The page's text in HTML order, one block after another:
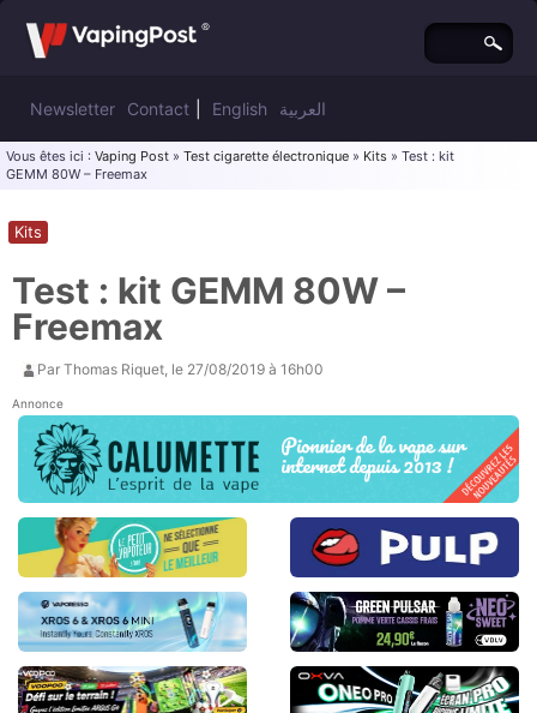
Newsletter Contact English العربية
Vous êtes ici : Vaping Post » Test cigarette électronique » Kits » Test : kit
GEMM 80W – Freemax
Test : kit GEMM 80W –
Freemax
Kits
Par Thomas Riquet, le 27/08/2019 à 16h00
Annonce